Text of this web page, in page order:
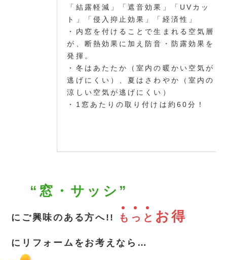
「結露軽減」「遮音効果」「UVカッ
ト」「侵入抑止効果」「経済性」
・内窓を付けることで生まれる空気層
が、断熱効果に加え防音・防露効果を
発揮。
・冬はあたたか（室内の暖かい空気が
逃げにくい）、夏はさわやか（室内の
涼しい空気が逃げにくい）
・1窓あたりの取り付けは約60分！
“窓・サッシ”
にご興味のある方へ!! も っ と お得
にリフォームをお考えなら…